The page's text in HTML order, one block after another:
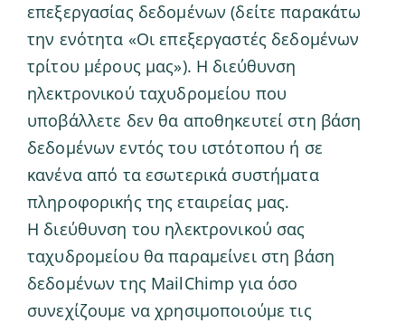
επεξεργασίας δεδομένων (δείτε παρακάτω
την ενότητα «Οι επεξεργαστές δεδομένων
τρίτου μέρους μας»). Η διεύθυνση
ηλεκτρονικού ταχυδρομείου που
υποβάλλετε δεν θα αποθηκευτεί στη βάση
δεδομένων εντός του ιστότοπου ή σε
κανένα από τα εσωτερικά συστήματα
πληροφορικής της εταιρείας μας.
Η διεύθυνση του ηλεκτρονικού σας
ταχυδρομείου θα παραμείνει στη βάση
δεδομένων της MailChimp για όσο
συνεχίζουμε να χρησιμοποιούμε τις